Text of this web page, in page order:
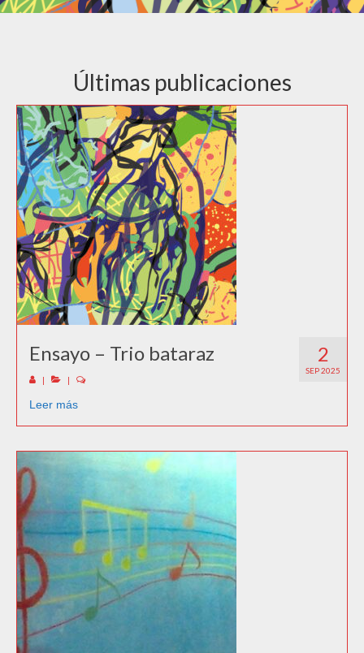
Últimas publicaciones
2
SEP 2025
Ensayo – Trio bataraz
| |
Leer más